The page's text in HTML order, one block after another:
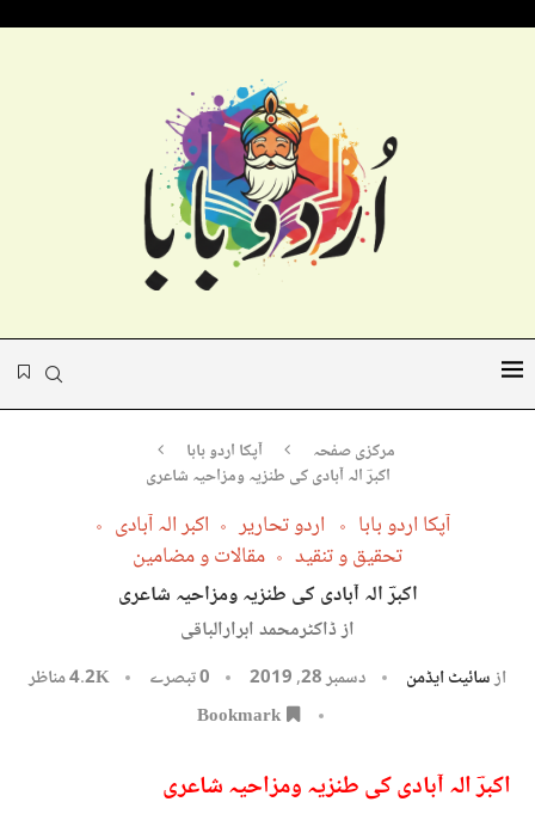
مرکزی صفحہ
آپکا اردو بابا
اکبرؔ الہ آبادی کی طنزیہ ومزاحیہ شاعری
آپکا اردو بابا اردو تحاریر
اکبر الہ آبادی
تحقیق و تنقید
مقالات و مضامین
اکبرؔ الہ آبادی کی طنزیہ ومزاحیہ شاعری
از ڈاکٹرمحمد ابرارالباقی
ازسائیٹ ایڈمن دسمبر 28, 2019 0 تبصرے 4.2Kمناظر
Bookmark
اکبرؔ الہ آبادی کی طنزیہ ومزاحیہ شاعری